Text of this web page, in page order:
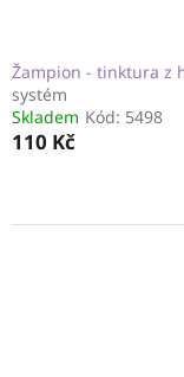
Žampion - tinktura z
systém
Skladem Kód: 5498
110 Kč